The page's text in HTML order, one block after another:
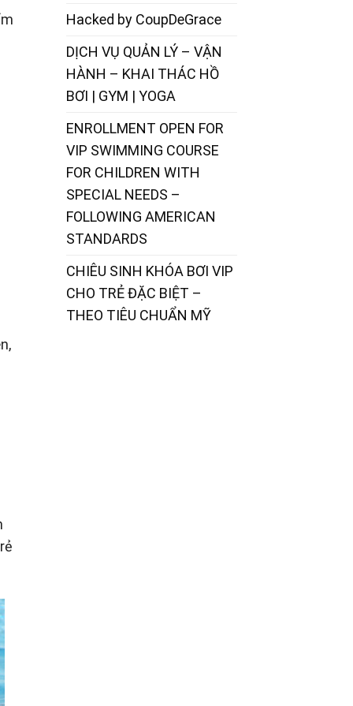
Hacked by CoupDeGrace
DỊCH VỤ QUẢN LÝ – VẬN
HÀNH – KHAI THÁC HỒ
BƠI | GYM | YOGA
ENROLLMENT OPEN FOR
VIP SWIMMING COURSE
FOR CHILDREN WITH
SPECIAL NEEDS –
FOLLOWING AMERICAN
STANDARDS
CHIÊU SINH KHÓA BƠI VIP
CHO TRẺ ĐẶC BIỆT –
THEO TIÊU CHUẨN MỸ